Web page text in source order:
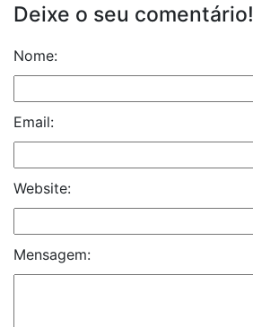
Deixe o seu comentário!
Nome:
Email:
Website:
Mensagem: